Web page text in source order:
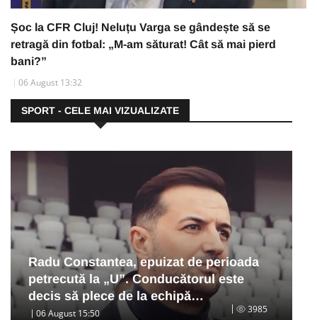
Șoc la CFR Cluj! Neluțu Varga se gândește să se
retragă din fotbal: „M-am săturat! Cât să mai pierd
bani?”
06 August 13:32
SPORT - CELE MAI VIZUALIZATE
Radu Constantea, epuizat de perioada
petrecută la „U”. Conducătorul este
decis să plece de la echipă…
06 August 15:50 3985